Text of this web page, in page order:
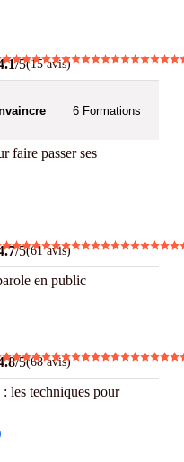
/5(15 avis)
6 Formations
faire passer ses
/5(61 avis)
en public
/5(68 avis)
les techniques pour